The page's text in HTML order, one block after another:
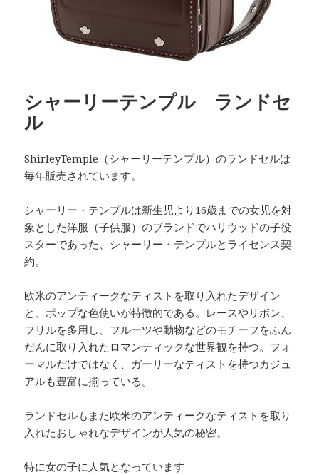
シャーリーテンプル ランドセ
ル
ShirleyTemple（シャーリーテンプル）のランドセルは
毎年販売されています。
シャーリー・テンプルは新生児より16歳までの女児を対
象とした洋服（子供服）のブランドでハリウッドの子役
スターであった、シャーリー・テンプルとライセンス契
約。
欧米のアンティークなティストを取り入れたデザイン
と、ポップな色使いが特徴的である。レースやリボン、
フリルを多用し、フルーツや動物などのモチーフをふん
だんに取り入れたロマンティックな世界観を持つ。フォ
ーマルだけではなく、ガーリーなティストを持つカジュ
アルも豊富に揃っている。
ランドセルもまた欧米のアンティークなティストを取り
入れたおしゃれなデザインが人気の秘密。
特に女の子に人気となっています